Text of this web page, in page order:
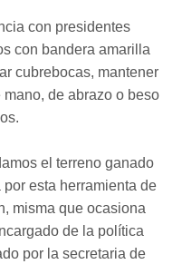
con presidentes
con bandera amarilla
cubrebocas, mantener
de abrazo o beso
el terreno ganado
esta herramienta de
misma que ocasiona
de la política
por la secretaria de